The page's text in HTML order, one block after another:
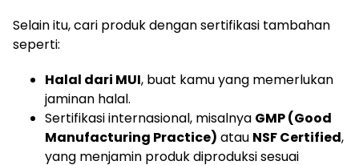
Selain itu, cari produk dengan sertifikasi tambahan
seperti:
Halal dari MUI, buat kamu yang memerlukan
jaminan halal.
Sertifikasi internasional, misalnya GMP (Good
Manufacturing Practice) atau NSF Certified,
yang menjamin produk diproduksi sesuai